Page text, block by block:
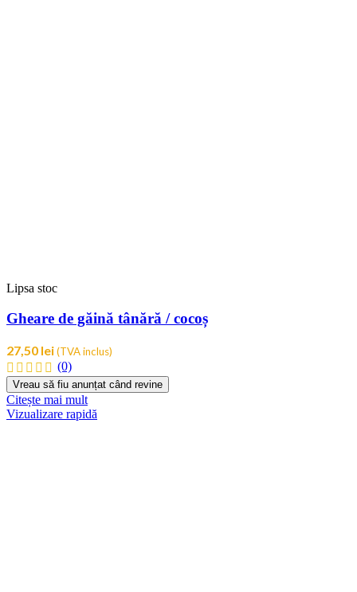
Lipsa stoc
Gheare de găină tânără / cocoș
27,50 lei(TVA inclus)
(0)
Citește mai mult
Vizualizare rapidă